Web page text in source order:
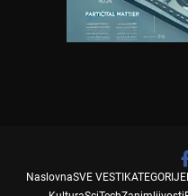
NaslovnaSVE VESTI KATEGORIJE